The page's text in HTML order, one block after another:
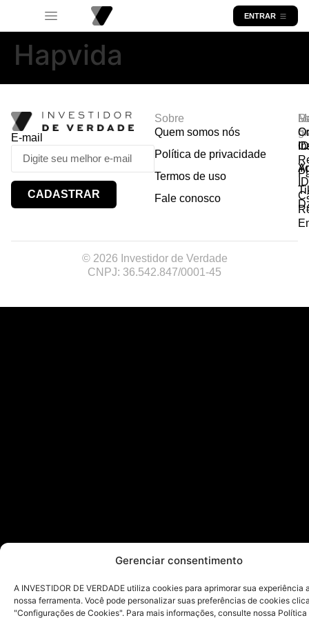
Gerenciar consentimento
A INVESTIDOR DE VERDADE utiliza cookies para aprimorar sua experiência
nossa ferramenta. Você pode personalizar suas preferências de cookies
"Configurações de Cookies". Para mais informações, consulte nossa Política
ENTRAR
Hapvida
E-mail
CADASTRAR
Sobre
Quem somos nós
Política de privacidade
Termos de uso
Fale conosco
© 2026 Investidor de Verdade
CNPJ: 36.542.847/0001-45